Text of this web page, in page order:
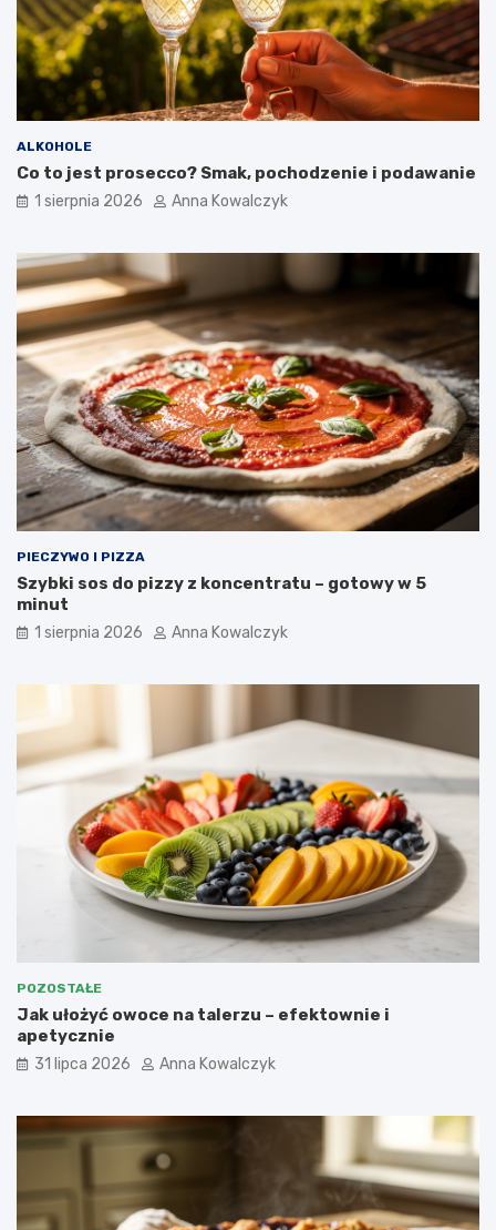
ALKOHOLE
Co to jest prosecco? Smak, pochodzenie i podawanie
1 sierpnia 2026 Anna Kowalczyk
PIECZYWO I PIZZA
Szybki sos do pizzy z koncentratu – gotowy w 5
minut
1 sierpnia 2026 Anna Kowalczyk
POZOSTAŁE
Jak ułożyć owoce na talerzu – efektownie i
apetycznie
31 lipca 2026 Anna Kowalczyk